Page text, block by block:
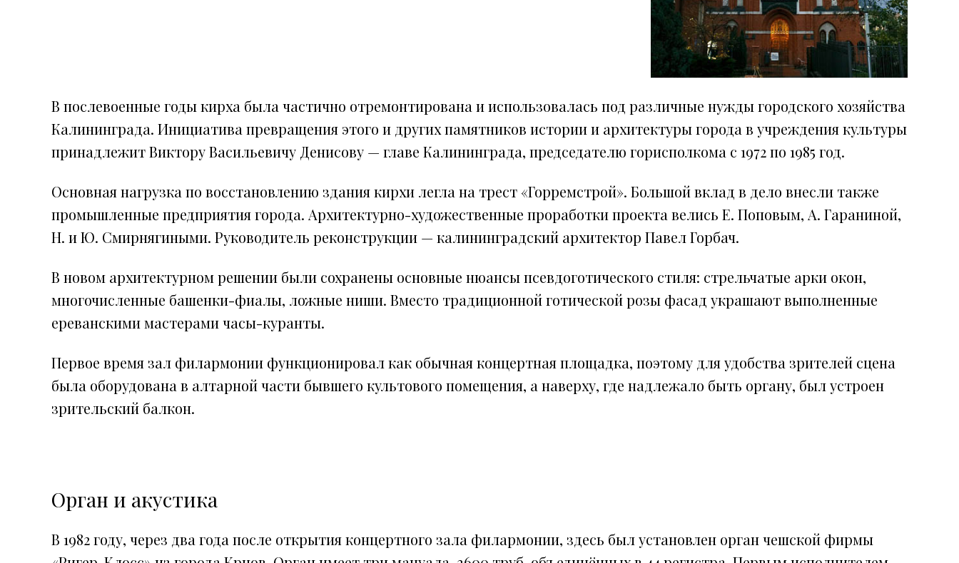
В послевоенные годы кирха была частично отремонтирована и использовалась под различные нужды городского хозяйства
Калининграда. Инициатива превращения этого и других памятников истории и архитектуры города в учреждения культуры
принадлежит Виктору Васильевичу Денисову — главе Калининграда, председателю горисполкома с 1972 по 1985 год.
Основная нагрузка по восстановлению здания кирхи легла на трест «Горремстрой». Большой вклад в дело внесли также
промышленные предприятия города. Архитектурно-художественные проработки проекта велись Е. Поповым, А. Гараниной,
Н. и Ю. Смирнягиными. Руководитель реконструкции — калининградский архитектор Павел Горбач.
В новом архитектурном решении были сохранены основные нюансы псевдоготического стиля: стрельчатые арки окон,
многочисленные башенки-фиалы, ложные ниши. Вместо традиционной готической розы фасад украшают выполненные
ереванскими мастерами часы-куранты.
Первое время зал филармонии функционировал как обычная концертная площадка, поэтому для удобства зрителей сцена
была оборудована в алтарной части бывшего культового помещения, а наверху, где надлежало быть органу, был устроен
зрительский балкон.
Орган и акустика
В 1982 году, через два года после открытия концертного зала филармонии, здесь был установлен орган чешской фирмы